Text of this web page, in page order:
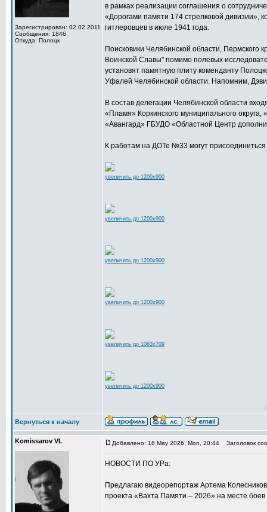
Зарегистрирован: 02.02.2011
Сообщения: 1846
Откуда: Полоцк
в рамках реализации соглашения о
«Дорогами памяти 174 стрелковой дивизии»,
гитлеровцев в июле 1941 года.
Поисковики Челябинской области, Пермского
Воинской Славы" помимо полевых
установят памятную плиту коменданту
Уфалей Челябинской области. Напомним,
В состав делегации Челябинской области
«Пламя» Коркинского муниципального
«Авангард» ГБУДО «Областной Центр
К работам на ДОТе №33 могут
увеличить до 1200x900
увеличить до 1200x900
увеличить до 1200x900
увеличить до 1200x900
увеличить до 1063x709
увеличить до 1200x900
Вернуться к началу
Komissarov VL Добавлено: 18 May 2026, Mon, 20:44 Заголовок
НОВОСТИ ПО УРа:
Предлагаю видеорепортаж Артема
проекта «Вахта Памяти – 2026» на месте